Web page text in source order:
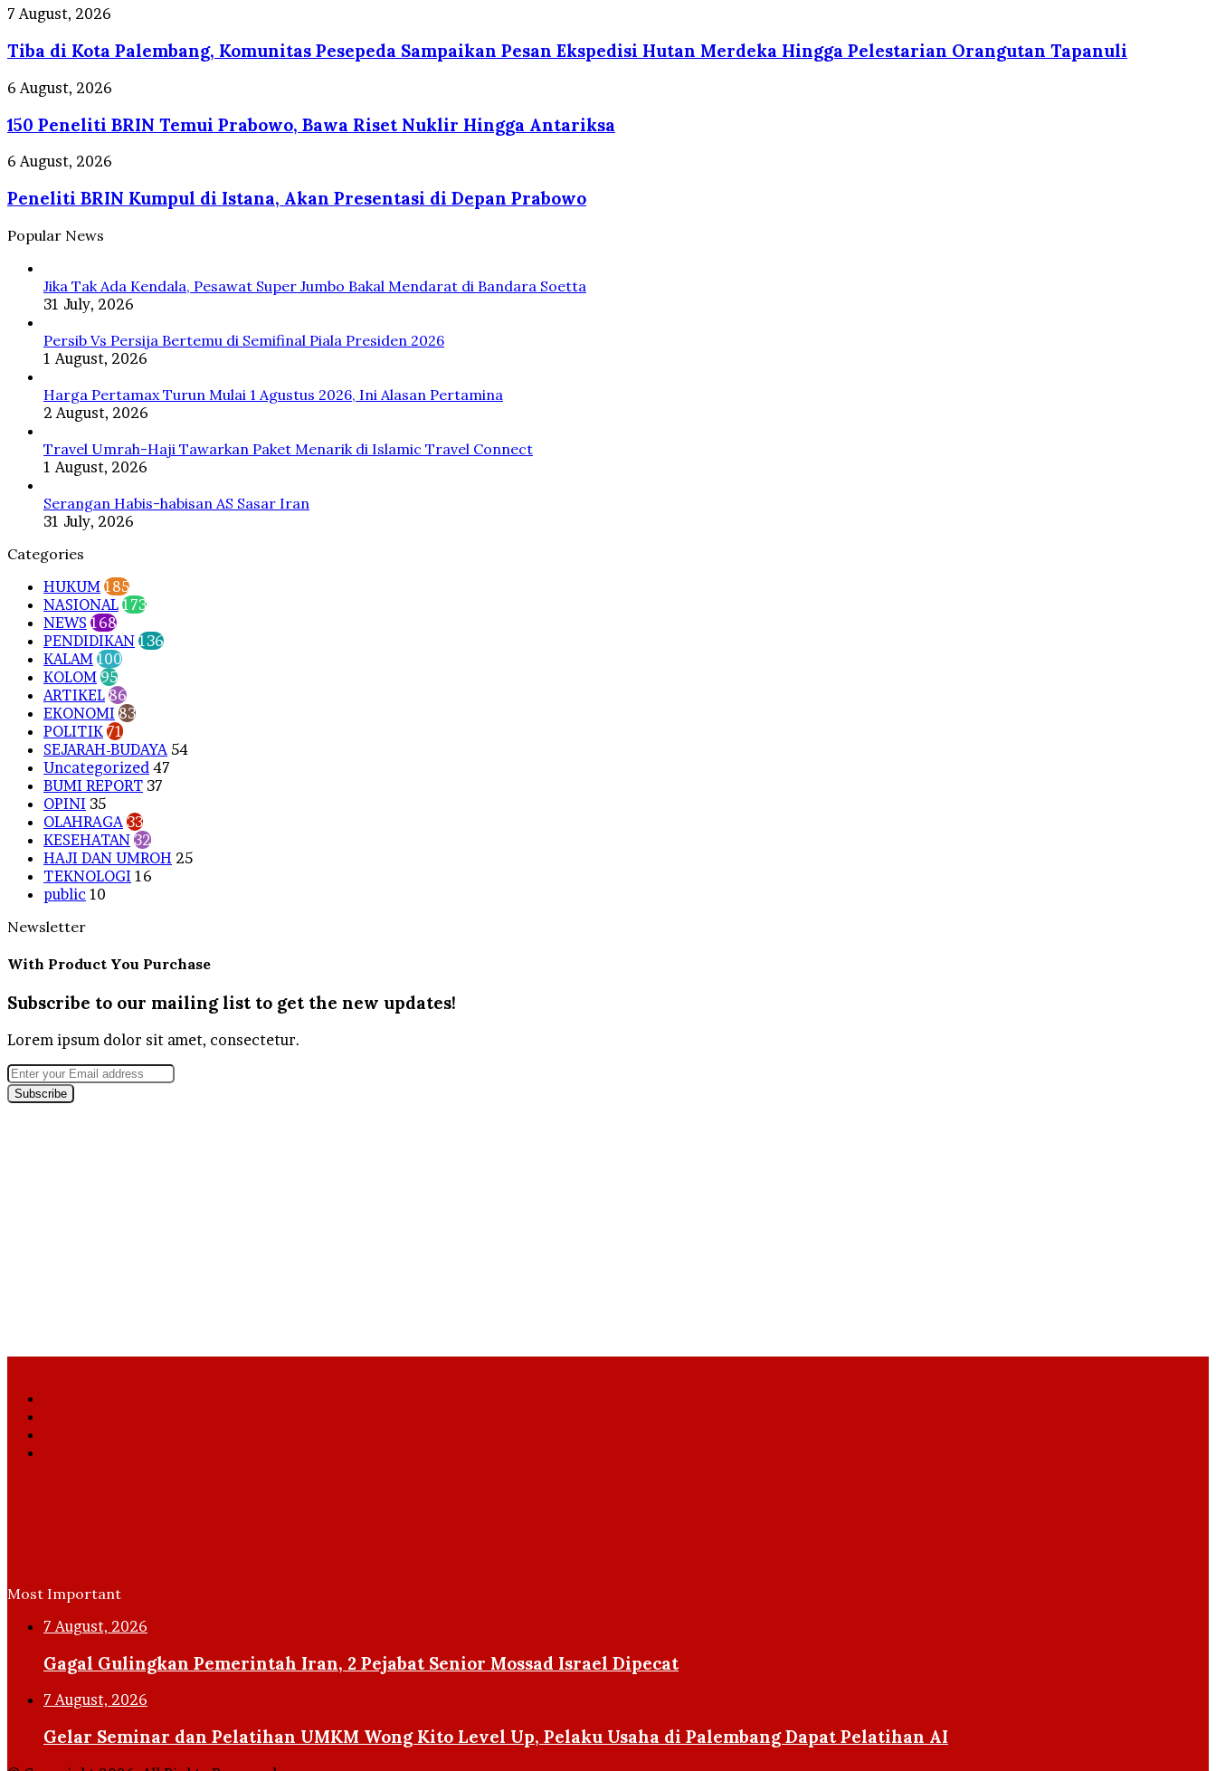
Israel
Dipecat
UMKM
Kito
Up,
Pelaku
Usaha
di
Palembang
Dapat
Pelatihan
AI
Tiba
Kota
Komunitas
Sampaikan
Ekspedisi
Hutan
Merdeka
Hingga
Pelestarian
Orangutan
Tapanuli
7 August, 2026
Tiba di Kota Palembang, Komunitas Pesepeda Sampaikan Pesan Ekspedisi Hutan Merdeka Hingga Pelestarian Orangutan Tapanuli
150
BRIN
Prabowo,
Riset
Hingga
Antariksa
6 August, 2026
150 Peneliti BRIN Temui Prabowo, Bawa Riset Nuklir Hingga Antariksa
Peneliti
Kumpul
Istana,
Presentasi
Depan
Prabowo
6 August, 2026
Peneliti BRIN Kumpul di Istana, Akan Presentasi di Depan Prabowo
Popular News
Jika Tak Ada Kendala, Pesawat Super Jumbo Bakal Mendarat di Bandara Soetta
31 July, 2026
Persib Vs Persija Bertemu di Semifinal Piala Presiden 2026
1 August, 2026
Harga Pertamax Turun Mulai 1 Agustus 2026, Ini Alasan Pertamina
2 August, 2026
Travel Umrah-Haji Tawarkan Paket Menarik di Islamic Travel Connect
1 August, 2026
Serangan Habis-habisan AS Sasar Iran
31 July, 2026
Categories
HUKUM 185
NASIONAL 173
NEWS 168
PENDIDIKAN 136
KALAM 100
KOLOM 95
ARTIKEL 86
EKONOMI 83
POLITIK 71
SEJARAH-BUDAYA 54
Uncategorized 47
BUMI REPORT 37
OPINI 35
OLAHRAGA 33
KESEHATAN 32
HAJI DAN UMROH 25
TEKNOLOGI 16
public 10
Newsletter
With Product You Purchase
Subscribe to our mailing list to get the new updates!
Lorem ipsum dolor sit amet, consectetur.
Enter
your
Email
Most Important
7 August, 2026
Gagal Gulingkan Pemerintah Iran, 2 Pejabat Senior Mossad Israel Dipecat
7 August, 2026
Gelar Seminar dan Pelatihan UMKM Wong Kito Level Up, Pelaku Usaha di Palembang Dapat Pelatihan AI